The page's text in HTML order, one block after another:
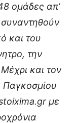
ομάδες απ’
συναντηθούν
και του
την
και τον
Παγκοσμίου
με